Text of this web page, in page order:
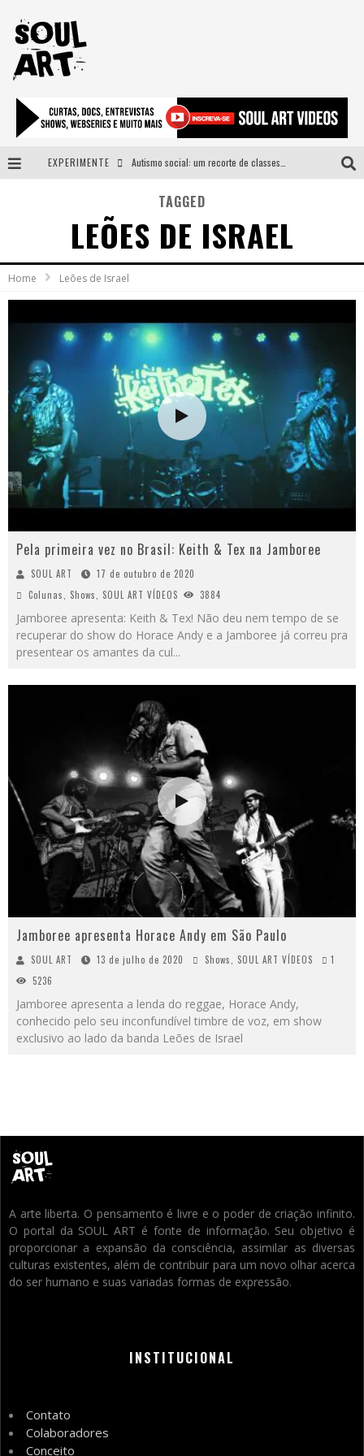
EXPERIMENTE
A subida da rampa é diferente!
Faça o bem! Mas, sem olhar a quem!?
Novo single de Arnaldo Tifu, “De Testa” explora brasilidade em sons, cores e símbolos
TAGGED
LEÕES DE ISRAEL
Home Leões de Israel
Pela primeira vez no Brasil: Keith & Tex na Jamboree
SOUL ART
17 de outubro de 2020
Colunas, Shows, SOUL ART VÍDEOS 3884
Jamboree apresenta: Keith & Tex! Não deu nem tempo de se
recuperar do show do Horace Andy e a Jamboree já correu pra
presentear os amantes da cul...
Jamboree apresenta Horace Andy em São Paulo
SOUL ART 13 de julho de 2020 Shows SOUL ART VÍDEOS
1
5236
Jamboree apresenta a lenda do reggae, Horace Andy,
conhecido pelo seu inconfundível timbre de voz, em show
exclusivo ao lado da banda Leões de Israel
A arte liberta. O pensamento é livre e o poder de criação infinito.
O portal da SOUL ART é fonte de informação. Seu objetivo é
proporcionar a expansão da consciência, assimilar as diversas
culturas existentes, além de contribuir para um novo olhar acerca
do ser humano e suas variadas formas de expressão.
INSTITUCIONAL
Contato
Colaboradores
Conceito